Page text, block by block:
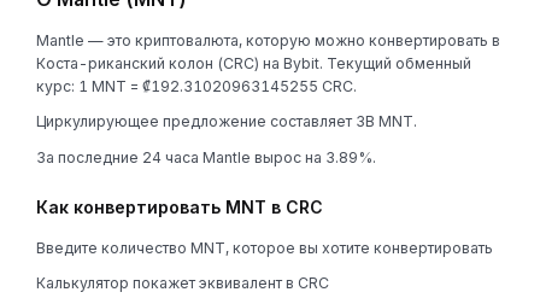
Mantle — это криптовалюта, которую можно конвертировать в
Коста-риканский колон (CRC) на Bybit. Текущий обменный
курс: 1 MNT = ₡192.31020963145255 CRC.
Циркулирующее предложение составляет 3B MNT.
За последние 24 часа Mantle вырос на 3.89%.
Как конвертировать MNT в CRC
Введите количество MNT, которое вы хотите конвертировать
Калькулятор покажет эквивалент в CRC